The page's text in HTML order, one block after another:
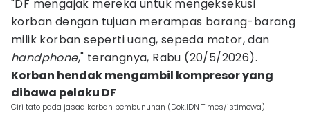
"DF mengajak mereka untuk mengeksekusi
korban dengan tujuan merampas barang-barang
milik korban seperti uang, sepeda motor, dan
handphone," terangnya, Rabu (20/5/2026).
Korban hendak mengambil kompresor yang
dibawa pelaku DF
Ciri tato pada jasad korban pembunuhan (Dok.IDN Times/istimewa)